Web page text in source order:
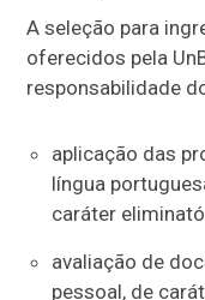
A seleção para
oferecidos pela
responsabilidade
aplicação das
língua
caráter
avaliação de
pessoal, de